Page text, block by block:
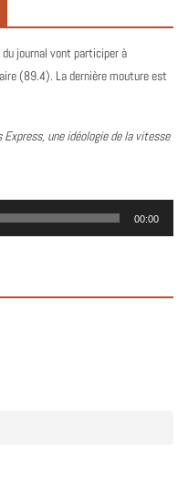
journal vont participer à
(89.4). La dernière mouture est
Express, une idéologie de la vitesse
00:00